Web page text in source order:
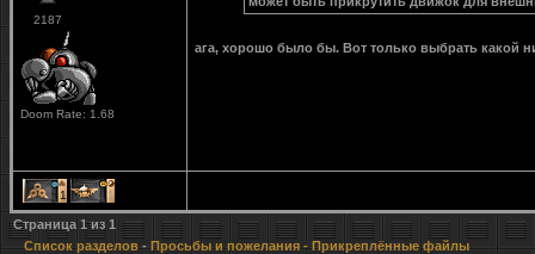
2187
Doom Rate: 1.68
ага, хорошо было бы. Вот только выбрать какой
1 1
Страница 1из 1
Список разделов - Просьбы и пожелания - Прикреплённые файлы